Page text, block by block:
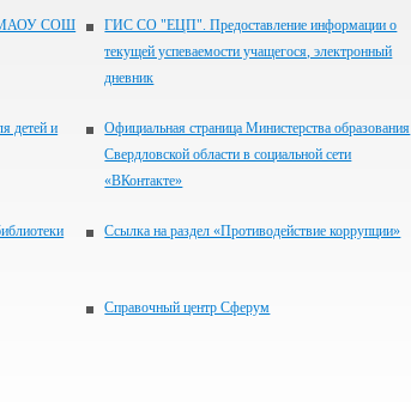
МАОУ СОШ
ГИС СО "ЕЦП". Предоставление информации о
текущей успеваемости учащегося, электронный
дневник
детей и
Официальная страница Министерства образования
Свердловской области в социальной сети
«ВКонтакте»
Ссылка на раздел «Противодействие коррупции»
Справочный центр Сферум